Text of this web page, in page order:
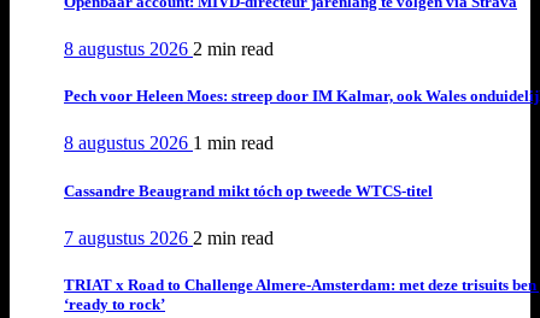
8 augustus 2026 2 min read
Pech voor Heleen Moes: streep door IM Kalmar, ook Wales
8 augustus 2026 1 min read
Cassandre Beaugrand mikt tóch op tweede WTCS-titel
7 augustus 2026 2 min read
TRIAT x Road to Challenge Almere-Amsterdam: met deze trisuits ben
‘ready to rock’